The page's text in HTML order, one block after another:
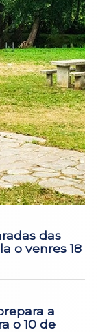
das
o venres 18
a
o 10 de